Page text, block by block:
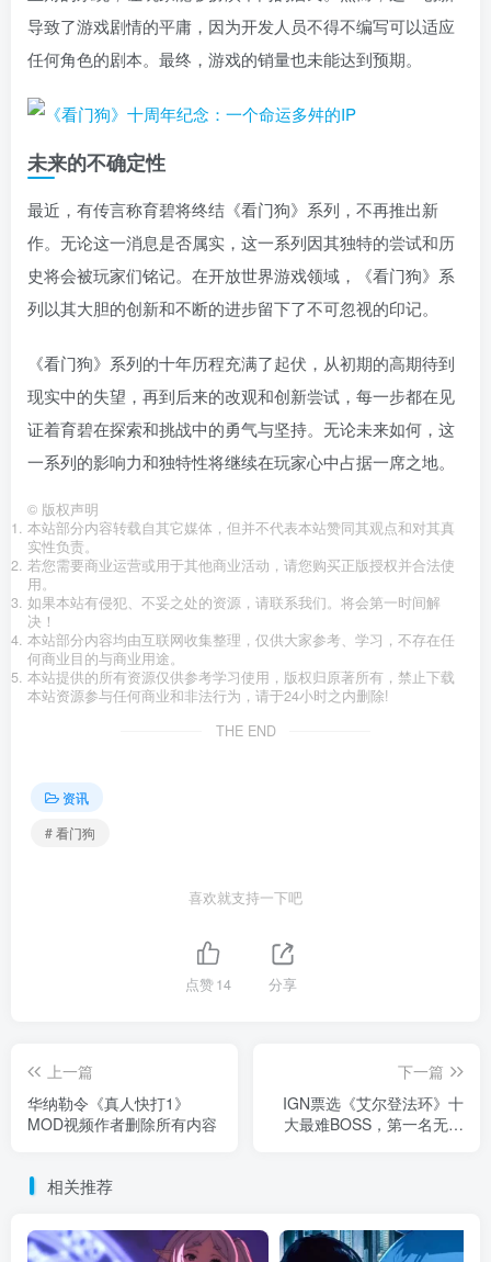
导致了游戏剧情的平庸，因为开发人员不得不编写可以适应
任何角色的剧本。最终，游戏的销量也未能达到预期。
未来的不确定性
最近，有传言称育碧将终结《看门狗》系列，不再推出新
作。无论这一消息是否属实，这一系列因其独特的尝试和历
史将会被玩家们铭记。在开放世界游戏领域，《看门狗》系
列以其大胆的创新和不断的进步留下了不可忽视的印记。
《看门狗》系列的十年历程充满了起伏，从初期的高期待到
现实中的失望，再到后来的改观和创新尝试，每一步都在见
证着育碧在探索和挑战中的勇气与坚持。无论未来如何，这
一系列的影响力和独特性将继续在玩家心中占据一席之地。
© 版权声明
本站部分内容转载自其它媒体，但并不代表本站赞同其观点和对其真
实性负责。
若您需要商业运营或用于其他商业活动，请您购买正版授权并合法使
用。
如果本站有侵犯、不妥之处的资源，请联系我们。将会第一时间解
决！
本站部分内容均由互联网收集整理，仅供大家参考、学习，不存在任
何商业目的与商业用途。
本站提供的所有资源仅供参考学习使用，版权归原著所有，禁止下载
本站资源参与任何商业和非法行为，请于24小时之内删除!
THE END
资讯
# 看门狗
喜欢就支持一下吧
点赞14 分享
上一篇
华纳勒令《真人快打1》
MOD视频作者删除所有内容
下一篇
IGN票选《艾尔登法环》十
大最难BOSS，第一名无悬
相关推荐